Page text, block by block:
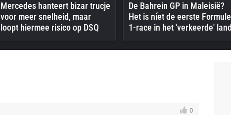
Mercedes hanteert bizar trucje
voor meer snelheid, maar
loopt hiermee risico op DSQ
De Bahrein GP in Maleisië?
Het is níet de eerste Formule
1-race in het 'verkeerde' land
0